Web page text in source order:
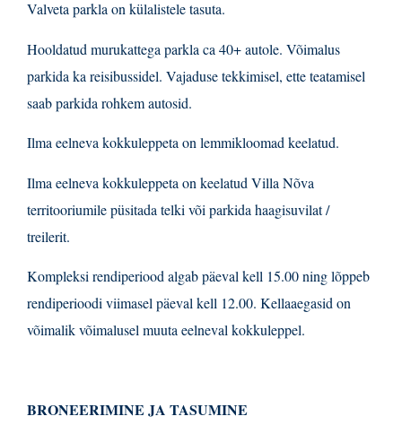
Valveta parkla on külalistele tasuta.
Hooldatud murukattega parkla ca 40+ autole. Võimalus
parkida ka reisibussidel. Vajaduse tekkimisel, ette teatamisel
saab parkida rohkem autosid.
Ilma eelneva kokkuleppeta on lemmikloomad keelatud.
Ilma eelneva kokkuleppeta on keelatud Villa Nõva
territooriumile püsitada telki või parkida haagisuvilat /
treilerit.
Kompleksi rendiperiood algab päeval kell 15.00 ning lõppeb
rendiperioodi viimasel päeval kell 12.00. Kellaaegasid on
võimalik võimalusel muuta eelneval kokkuleppel.
BRONEERIMINE JA TASUMINE